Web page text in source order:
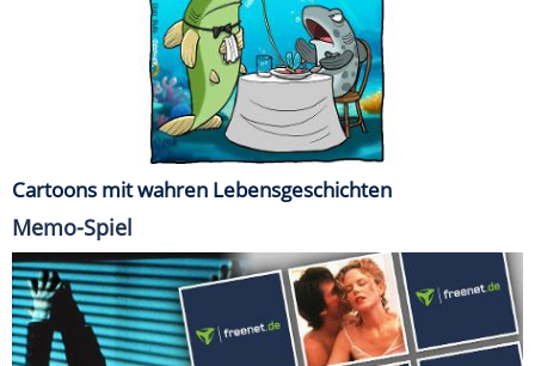
Cartoons mit wahren Lebensgeschichten
Memo-Spiel